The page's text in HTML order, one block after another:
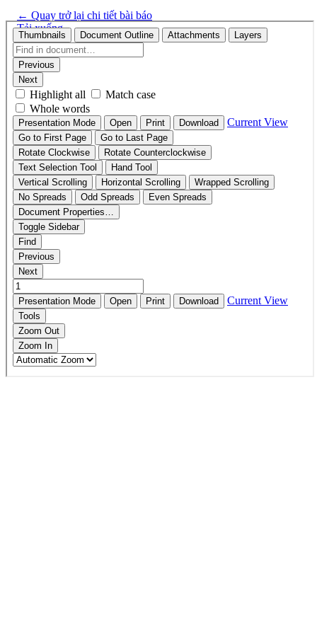
← Quay trở lại chi tiết bài báo
Tải xuống